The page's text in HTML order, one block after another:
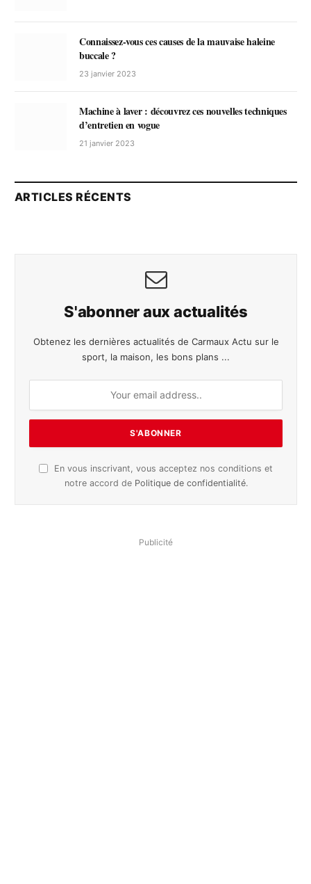
Connaissez-vous ces causes de la mauvaise haleine
buccale ?
23 janvier 2023
Machine à laver : découvrez ces nouvelles techniques
d’entretien en vogue
21 janvier 2023
ARTICLES RÉCENTS
S'abonner aux actualités
Obtenez les dernières actualités de Carmaux Actu sur le
sport, la maison, les bons plans ...
En vous inscrivant, vous acceptez nos conditions et
notre accord de Politique de confidentialité.
Publicité